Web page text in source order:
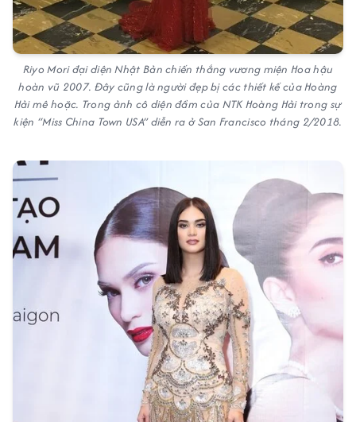
Riyo Mori đại diện Nhật Bản chiến thắng vương miện Hoa hậu
hoàn vũ 2007. Đây cũng là người đẹp bị các thiết kế của Hoàng
Hải mê hoặc. Trong ảnh cô diện đầm của NTK Hoàng Hải trong sự
kiện “Miss China Town USA” diễn ra ở San Francisco tháng 2/2018.